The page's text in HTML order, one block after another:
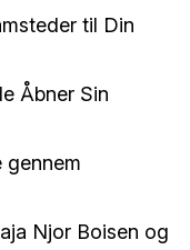
til Din
Åbner Sin
gennem
Njor Boisen og